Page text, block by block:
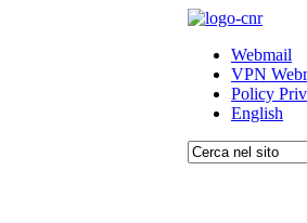
Webmail
VPN
Policy
English